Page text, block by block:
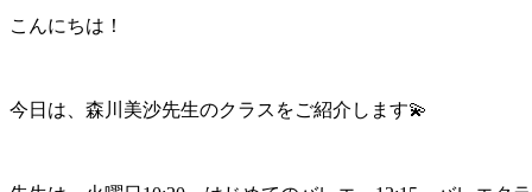
こんにちは！
今日は、森川美沙先生のクラスをご紹介します💫